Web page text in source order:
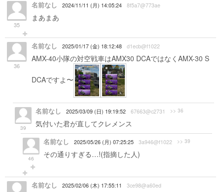
35
名前なし 2024/11/11 (月) 14:05:24 8f5a7@773ae
まあまあ
36
名前なし 2025/01/17 (金) 18:12:48 d1ecb@f1022
AMX-40小隊の対空戦車はAMX30 DCAではなくAMX-30 S
DCAですよ〜
39
名前なし 2025/03/09 (日) 19:19:52 67663@c2731 >> 36
気付いた君が直してクレメンス
46
名前なし 2025/05/26 (月) 07:25:25 3a946@f1022 >> 39
その通りすぎる…!(指摘した人)
名前なし 2025/02/06 (木) 17:55:11 3ce98@a60ed